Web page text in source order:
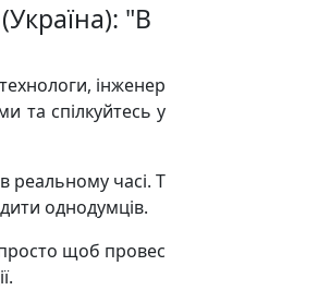
"В
інженер
та спілкуйтесь у
реальному часі. Т
однодумців.
щоб провес